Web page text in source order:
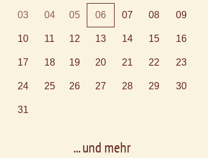
03 04 05 06 07 08 09
10 11 12 13 14 15 16
17 18 19 20 21 22 23
24 25 26 27 28 29 30
31
... und mehr